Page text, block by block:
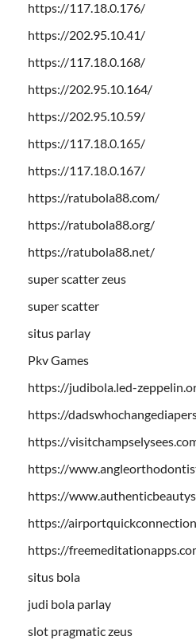
https://117.18.0.176/
https://202.95.10.41/
https://117.18.0.168/
https://202.95.10.164/
https://202.95.10.59/
https://117.18.0.165/
https://117.18.0.167/
https://ratubola88.com/
https://ratubola88.org/
https://ratubola88.net/
super scatter zeus
super scatter
situs parlay
Pkv Games
https://judibola.led-
https://
https://
https://
https://
https://
https://
situs bola
judi bola parlay
slot pragmatic zeus